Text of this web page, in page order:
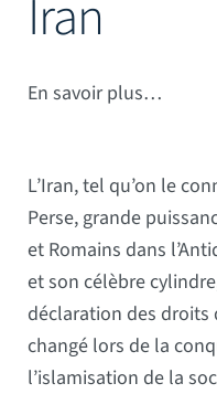
Mâts
Iran
En savoir plus…
L’Iran, tel qu’on le
Perse, grande
et Romains dans
et son célèbre
déclaration des droits
changé lors de la
l’islamisation de la